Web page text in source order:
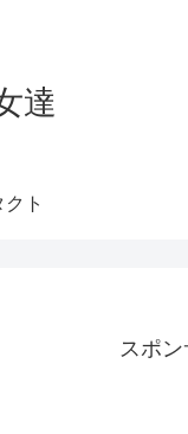
達
クト
スポン